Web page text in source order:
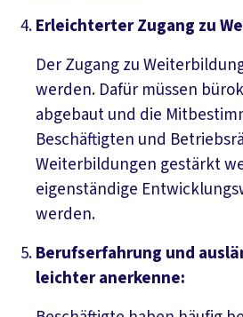
Erleichterter Zugang zu
Der Zugang zu
werden. Dafür müssen
abgebaut und die
Beschäftigten und
Weiterbildungen gestärkt
eigenständige
werden.
Berufserfahrung und
leichter anerkenne: